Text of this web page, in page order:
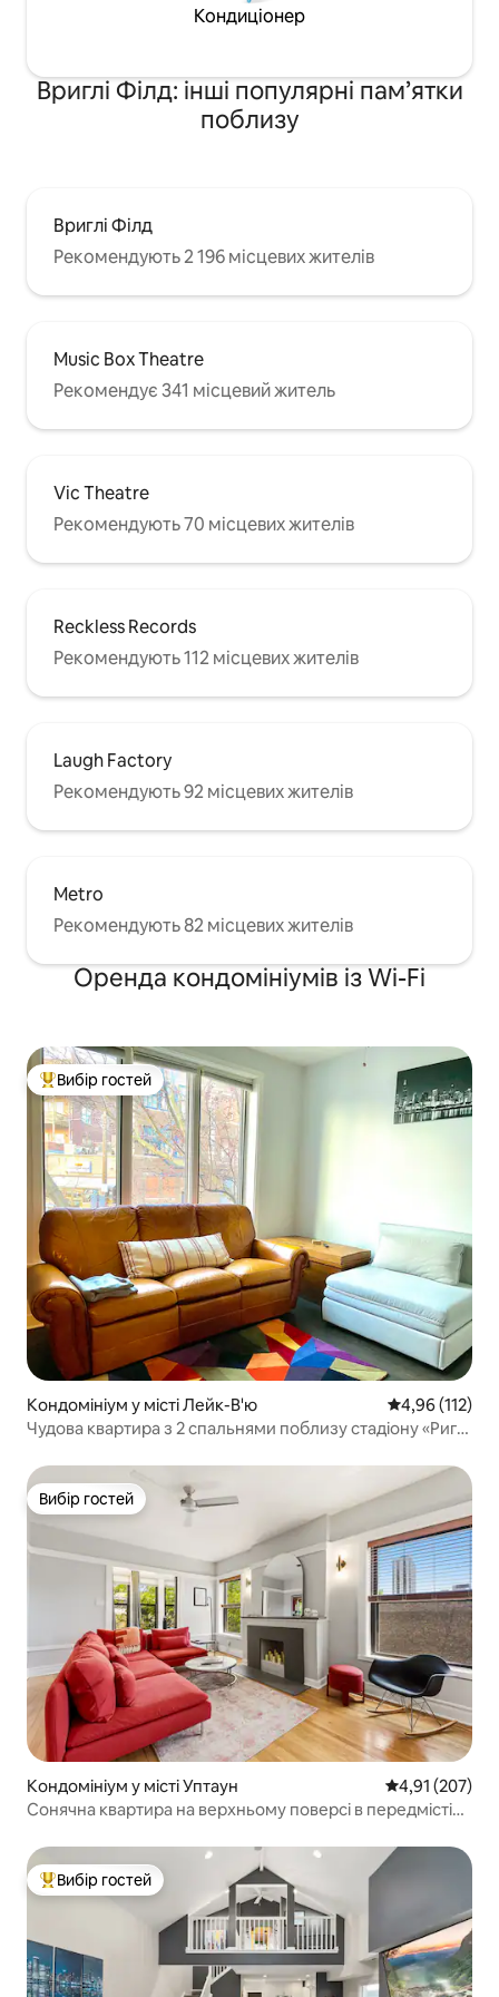
Кондиціонер
Вриглі Філд: інші популярні пам’ятки
поблизу
Вриглі Філд
Рекомендують 2 196 місцевих жителів
Music Box Theatre
Рекомендує 341 місцевий житель
Vic Theatre
Рекомендують 70 місцевих жителів
Reckless Records
Рекомендують 112 місцевих жителів
Laugh Factory
Рекомендують 92 місцевих жителів
Metro
Рекомендують 82 місцевих жителів
Оренда кондомініумів із Wi-Fi
Топ вибір гостей
Вибір гостей
Кондомініум у місті Лейк-В'ю Середня
4,96 (112)
Чудова квартира з 2 спальнями поблизу стадіону «Риглі
Вибір гостей
Вибір гостей
Кондомініум у місті Уптаун Середня
4,91 (207)
Сонячна квартира на верхньому поверсі в передмісті
Топ вибір гостей
Вибір гостей